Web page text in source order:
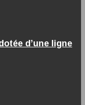
d’une ligne